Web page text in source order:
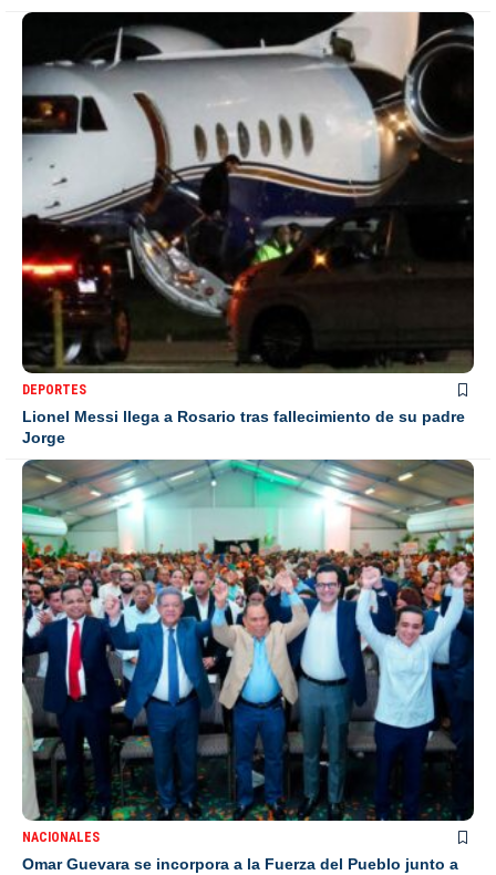
DEPORTES
Lionel Messi llega a Rosario tras fallecimiento de su padre
Jorge
NACIONALES
Omar Guevara se incorpora a la Fuerza del Pueblo junto a